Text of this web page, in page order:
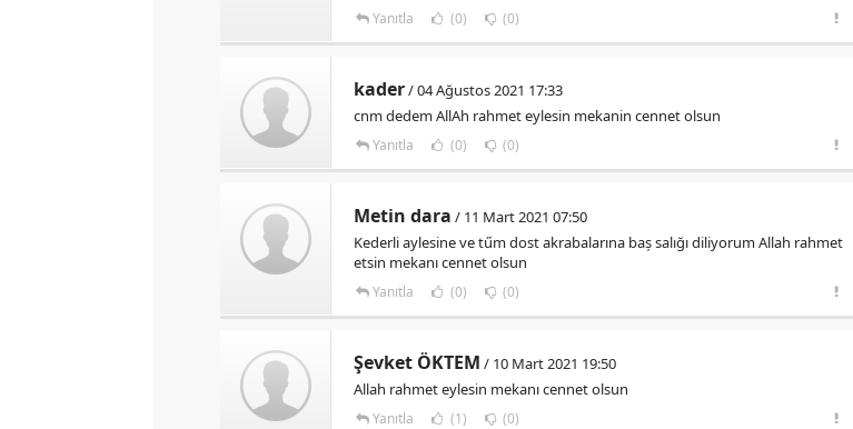
Yanıtla (0) (0)
kader/ 04 Ağustos 2021 17:33
cnm dedem AllAh rahmet eylesin mekanin cennet olsun
Yanıtla (0) (0)
Metin dara / 11 Mart 2021 07:50
Kederli aylesine ve tűm dost akrabalarına baș salığı diliyorum Allah rahmet
etsin mekanı cennet olsun
Yanıtla (0) (0)
Şevket ÖKTEM / 10 Mart 2021 19:50
Allah rahmet eylesin mekanı cennet olsun
Yanıtla (1) (0)